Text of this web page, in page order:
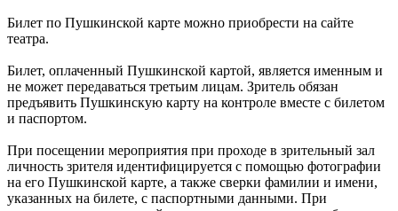
Билет по Пушкинской карте можно приобрести на сайте
театра.
Билет, оплаченный Пушкинской картой, является именным и
не может передаваться третьим лицам. Зритель обязан
предъявить Пушкинскую карту на контроле вместе с билетом
и паспортом.
При посещении мероприятия при проходе в зрительный зал
личность зрителя идентифицируется с помощью фотографии
на его Пушкинской карте, а также сверки фамилии и имени,
указанных на билете, с паспортными данными. При